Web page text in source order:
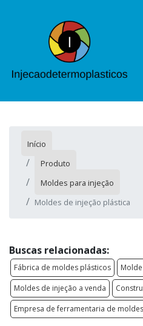
Início
Produto
Moldes para injeção
Moldes de injeção plástica
Buscas relacionadas:
Fábrica de moldes plásticos
Moldes de injeção a venda
Empresa de ferramentaria de